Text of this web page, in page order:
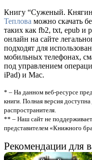
Книгу “Суженый.
Теплова можно скачать
таких как fb2, txt, epub и
онлайн на сайте
подходят для
мобильных телефонах,
под управлением
iPad) и Mac.
* – На данном веб-ресурсе
книги. Полная версия
распространителя.
** – Наш сайт не поддерживает
представителем «Книжного
Рекомендации для